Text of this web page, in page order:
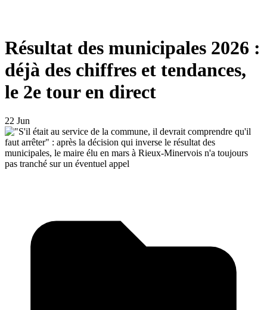
Résultat des municipales 2026 :
déjà des chiffres et tendances,
le 2e tour en direct
22 Jun